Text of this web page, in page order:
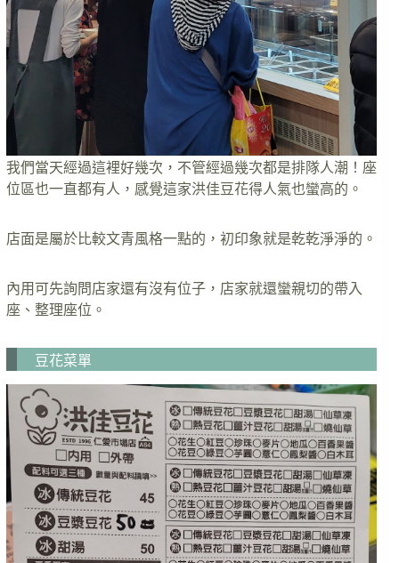
我們當天經過這裡好幾次，不管經過幾次都是排隊人潮！座
位區也一直都有人，感覺這家洪佳豆花得人氣也蠻高的。
店面是屬於比較文青風格一點的，初印象就是乾乾淨淨的。
內用可先詢問店家還有沒有位子，店家就還蠻親切的帶入
座、整理座位。
豆花菜單